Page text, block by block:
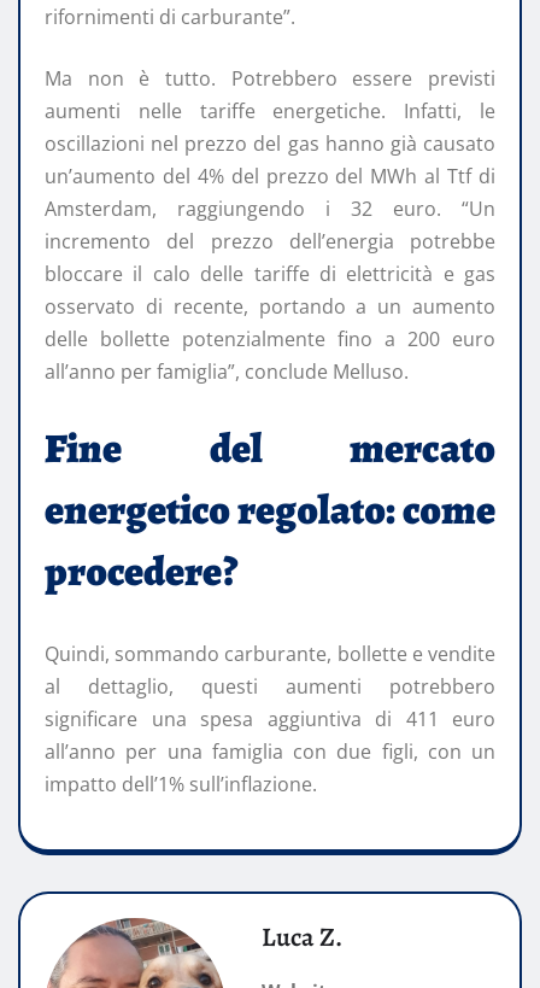
rifornimenti di carburante”.
Ma non è tutto. Potrebbero essere previsti
aumenti nelle tariffe energetiche. Infatti, le
oscillazioni nel prezzo del gas hanno già causato
un’aumento del 4% del prezzo del MWh al Ttf di
Amsterdam, raggiungendo i 32 euro. “Un
incremento del prezzo dell’energia potrebbe
bloccare il calo delle tariffe di elettricità e gas
osservato di recente, portando a un aumento
delle bollette potenzialmente fino a 200 euro
all’anno per famiglia”, conclude Melluso.
Fine del mercato
energetico regolato: come
procedere?
Quindi, sommando carburante, bollette e vendite
al dettaglio, questi aumenti potrebbero
significare una spesa aggiuntiva di 411 euro
all’anno per una famiglia con due figli, con un
impatto dell’1% sull’inflazione.
Luca Z.